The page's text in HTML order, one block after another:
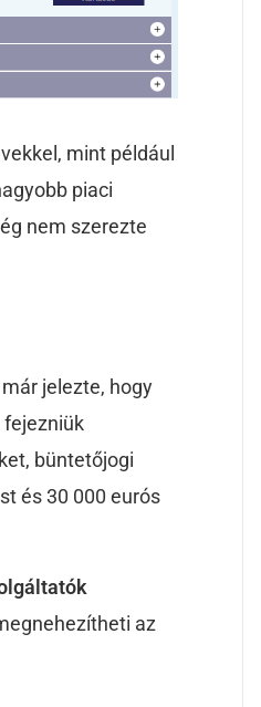
mint például
piaci
nem szerezte
jelezte, hogy
fejezniük
büntetőjogi
és 30 000 eurós
az